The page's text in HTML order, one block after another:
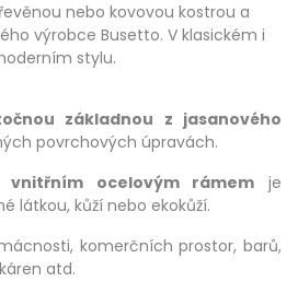
nebo kovovou kostrou a
výrobce Busetto. V klasickém i
stylu.
základnou z jasanového
povrchových úpravách.
vnitřním ocelovým rámem je
látkou, kůží nebo ekokůží.
komerčních prostor, barů,
atd.